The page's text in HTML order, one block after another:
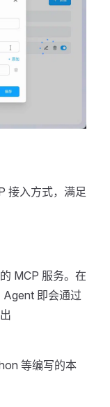
接入方式，满足
MCP 服务。在
Agent 即会通过
等编写的本